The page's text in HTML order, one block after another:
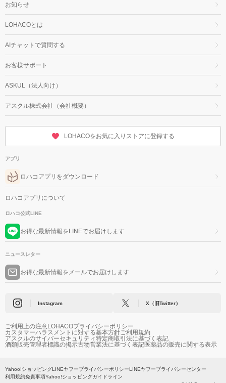
お知らせ
LOHACOとは
AIチャットで質問する
お客様サポート
ASKUL（法人向け）
アスクル株式会社（会社概要）
LOHACOをお気に入りストアに登録する
アプリ
ロハコアプリをダウンロード
ロハコアプリについて
ロハコ公式LINE
お得な最新情報をLINEでお届けします
ニュースレター
お得な最新情報をメールでお届けします
Instagram X（旧Twitter）
ご利用上の注意LOHACOプライバシーポリシー
カスタマーハラスメントに対する基本方針ご利用規約
アスクルのサイバーセキュリティ特定商取引法に基づく表記
酒類販売管理者標識の掲示古物営業法に基づく表記医薬品の販売に関する表示
Yahoo!ショッピングLINEヤフープライバシーポリシーLINEヤフープライバシーセンター
利用規約免責事項Yahoo!ショッピングガイドライン